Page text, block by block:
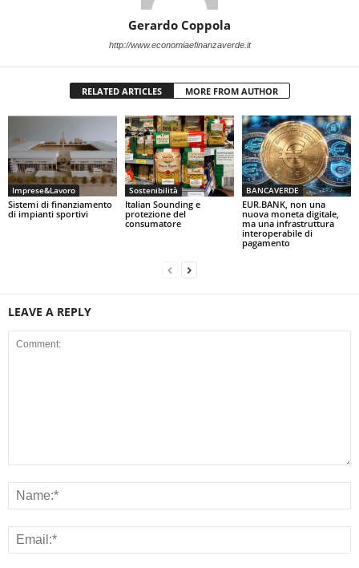
Gerardo Coppola
http://www.economiaefinanzaverde.it
RELATED ARTICLES MORE FROM AUTHOR
Imprese&Lavoro
Sistemi di finanziamento
di impianti sportivi
Sostenibilità
Italian Sounding e
protezione del
consumatore
BANCAVERDE
EUR.BANK, non una
nuova moneta digitale,
ma una infrastruttura
interoperabile di
pagamento
LEAVE A REPLY